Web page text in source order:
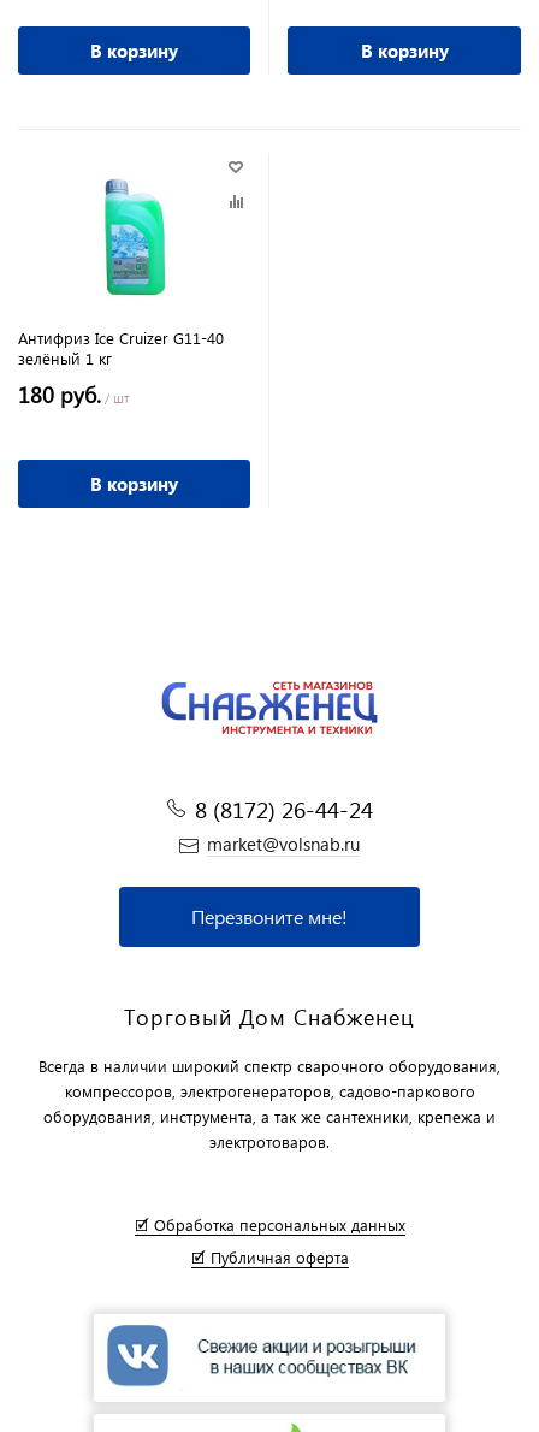
В корзину В корзину
Антифриз Ice Cruizer G11-40
зелёный 1 кг
180 руб. / шт
В корзину
8 (8172) 26-44-24
market@volsnab.ru
Перезвоните мне!
Торговый Дом Снабженец
Всегда в наличии широкий спектр сварочного оборудования,
компрессоров, электрогенераторов, садово-паркового
оборудования, инструмента, а так же сантехники, крепежа и
электротоваров.
🗹 Обработка персональных данных
🗹 Публичная оферта